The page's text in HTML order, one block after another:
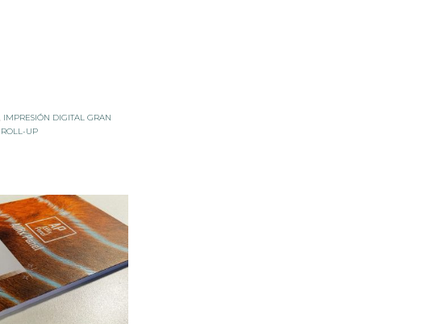
IMPRESIÓN DIGITAL GRAN
ROLL-UP